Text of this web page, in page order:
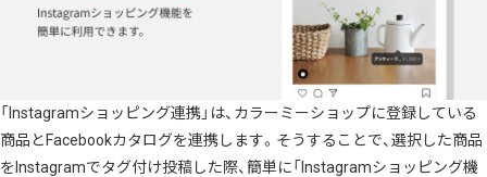
「Instagramショッピング連携」は、カラーミーショップに登録している
商品とFacebookカタログを連携します。そうすることで、選択した商品
をInstagramでタグ付け投稿した際、簡単に「Instagramショッピング機